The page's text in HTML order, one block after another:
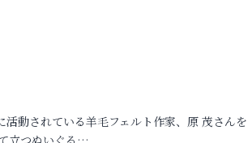
活動されている羊毛フェルト作家、原 茂さん
立つぬいぐる…